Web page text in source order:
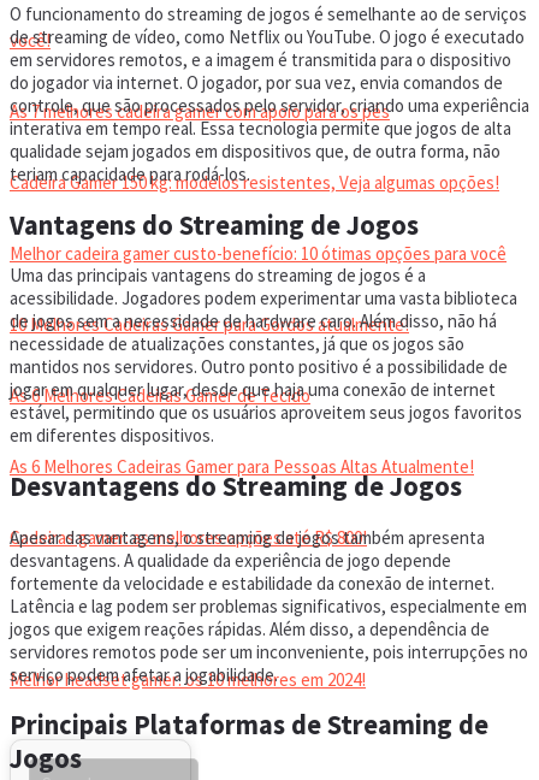
você!
As 7 melhores cadeira gamer com apoio para os pés
Cadeira Gamer 150 kg: modelos resistentes, Veja algumas opções!
Melhor cadeira gamer custo-benefício: 10 ótimas opções para você
10 Melhores Cadeiras Gamer para Gordos atualmente!
As 6 Melhores Cadeiras Gamer de Tecido
As 6 Melhores Cadeiras Gamer para Pessoas Altas Atualmente!
Cadeiras gamer: as melhores opções até R$ 800!
HEADSET
Melhor headset gamer: os 10 melhores em 2024!
O funcionamento do streaming de jogos é semelhante ao de serviços
de streaming de vídeo, como Netflix ou YouTube. O jogo é executado
em servidores remotos, e a imagem é transmitida para o dispositivo
do jogador via internet. O jogador, por sua vez, envia comandos de
controle, que são processados pelo servidor, criando uma experiência
interativa em tempo real. Essa tecnologia permite que jogos de alta
qualidade sejam jogados em dispositivos que, de outra forma, não
teriam capacidade para rodá-los.
Vantagens do Streaming de Jogos
Uma das principais vantagens do streaming de jogos é a
acessibilidade. Jogadores podem experimentar uma vasta biblioteca
de jogos sem a necessidade de hardware caro. Além disso, não há
necessidade de atualizações constantes, já que os jogos são
mantidos nos servidores. Outro ponto positivo é a possibilidade de
jogar em qualquer lugar, desde que haja uma conexão de internet
estável, permitindo que os usuários aproveitem seus jogos favoritos
em diferentes dispositivos.
Desvantagens do Streaming de Jogos
Apesar das vantagens, o streaming de jogos também apresenta
desvantagens. A qualidade da experiência de jogo depende
fortemente da velocidade e estabilidade da conexão de internet.
Latência e lag podem ser problemas significativos, especialmente em
jogos que exigem reações rápidas. Além disso, a dependência de
servidores remotos pode ser um inconveniente, pois interrupções no
serviço podem afetar a jogabilidade.
Principais Plataformas de Streaming de
Jogos